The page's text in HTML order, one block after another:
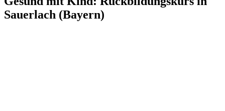
Sauerlach (Bayern)